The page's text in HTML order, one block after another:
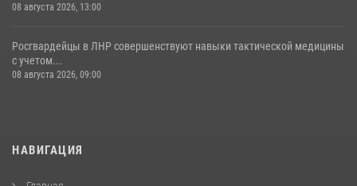
08 августа 2026, 13:00
Росгвардейцы в ЛНР совершенствуют навыки тактической медицины
с учетом...
08 августа 2026, 09:00
НАВИГАЦИЯ